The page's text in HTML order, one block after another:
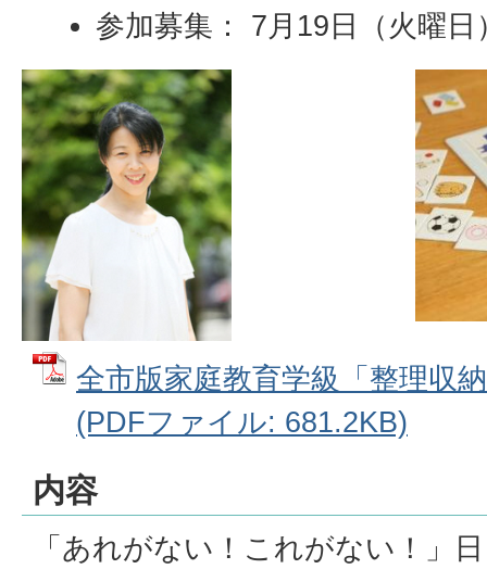
参加募集： 7月19日（火曜日
全市版家庭教育学級「整理収
(PDFファイル: 681.2KB)
内容
「あれがない！これがない！」